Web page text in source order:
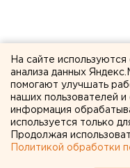
Уральский
Турция,
первый
На сайте
анализа данных
помогают улучшать
наших пользователей и
информация
используется только
Продолжая
Политикой обработки